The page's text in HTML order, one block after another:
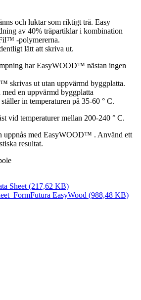
och luktar som riktigt trä. Easy
av 40% träpartiklar i kombination
-polymererna.
lätt att skriva ut.
har EasyWOOD™ nästan ingen
skrivas ut utan uppvärmd byggplatta.
en uppvärmd byggplatta
in temperaturen på 35-60 ° C.
vid temperaturer mellan 200-240 ° C.
uppnås med EasyWOOD™ . Använd ett
resultat.
Sheet (217,62 KB)
EasyWood (988,48 KB)